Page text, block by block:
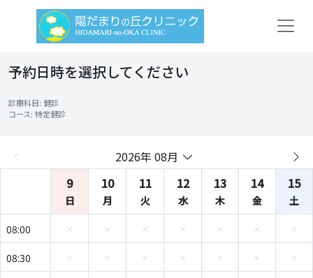
予約日時を選択してください
診療科目: 健診
コース: 特定健診
2026年 08月
9
日
10
月
11
火
12
水
13
木
14
金
15
土
08:00
08:30